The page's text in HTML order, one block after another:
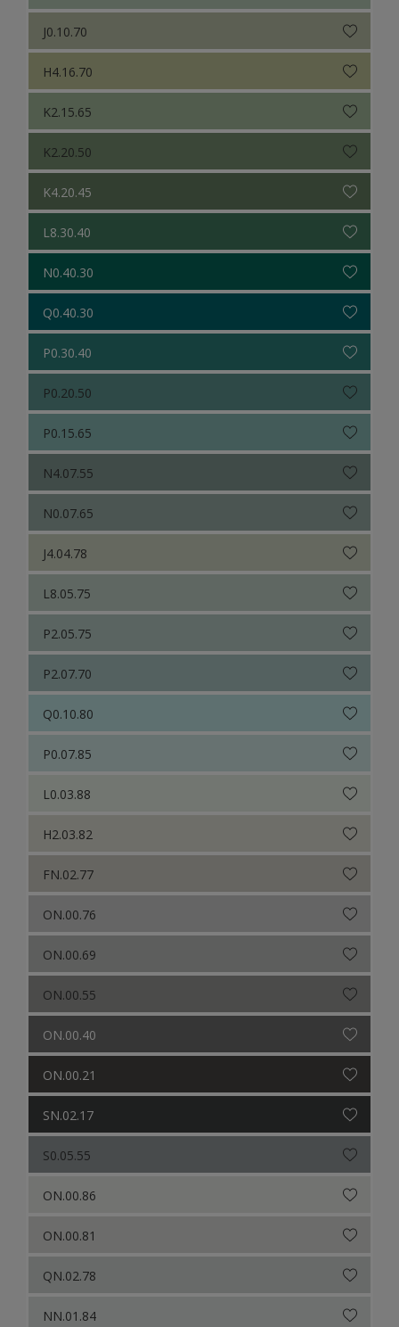
J0.10.70
H4.16.70
K2.15.65
K2.20.50
K4.20.45
L8.30.40
N0.40.30
Q0.40.30
P0.30.40
P0.20.50
P0.15.65
N4.07.55
N0.07.65
J4.04.78
L8.05.75
P2.05.75
P2.07.70
Q0.10.80
P0.07.85
L0.03.88
H2.03.82
FN.02.77
ON.00.76
ON.00.69
ON.00.55
ON.00.40
ON.00.21
SN.02.17
S0.05.55
ON.00.86
ON.00.81
QN.02.78
NN.01.84